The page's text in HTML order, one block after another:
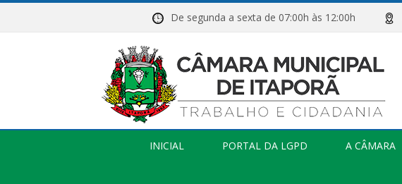
De segunda a sexta de 07:00h às 12:00h
INICIAL PORTAL DA LGPD A CÂMARA